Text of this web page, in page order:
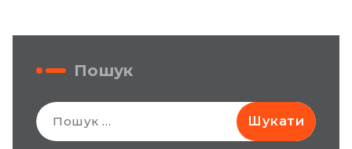
Пошук
Пошук: